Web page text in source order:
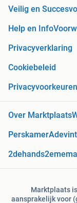
Veilig en Succesvol
Help en Info
Privacyverklaring
Cookiebeleid
Privacyvoorkeuren
Over Marktplaats
Perskamer
2dehands
Marktplaats
aansprakelijk voor